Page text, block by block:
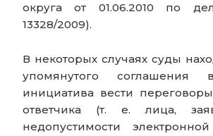
округа от 01.06.2010 по
13328/2009).
В некоторых случаях суды
упомянутого
инициатива вести
ответчика (т. е. лица,
недопустимости